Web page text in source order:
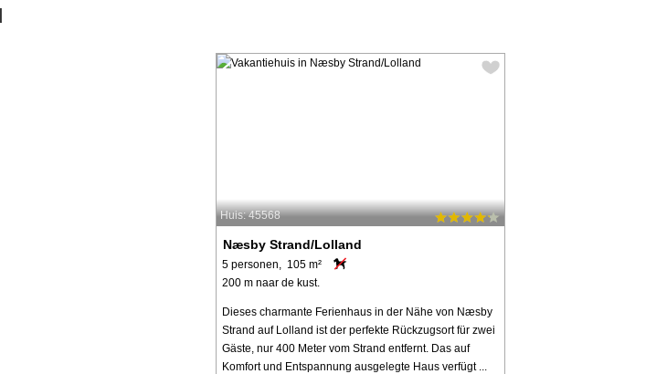
Huis: 45568
Næsby Strand/Lolland
5 personen, 105 m²
200 m naar de kust.
Dieses charmante Ferienhaus in der Nähe von Næsby
Strand auf Lolland ist der perfekte Rückzugsort für zwei
Gäste, nur 400 Meter vom Strand entfernt. Das auf
Komfort und Entspannung ausgelegte Haus verfügt ...